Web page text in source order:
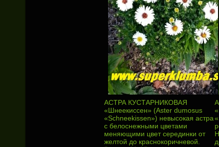
АСТРА КУСТАРНИКОВАЯ
«Шнеекиссен» (Aster dumosus
«Schneekissen») невысокая астра
с белоснежными цветами
меняющими цвет серединки от
желтой до краснокоричневой.